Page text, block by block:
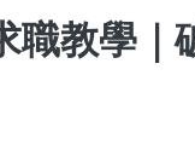
職教學｜